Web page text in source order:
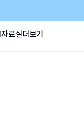
자료실더보기